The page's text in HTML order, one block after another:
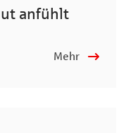
anfühlt
Mehr